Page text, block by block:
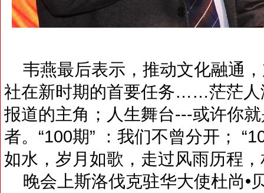
韦燕最后表示，推动文化融通
社在新时期的首要任务……茫茫人
报道的主角；人生舞台---或许你
者。“100期” ：我们不曾分开；
如水，岁月如歌，走过风雨历程
晚会上斯洛伐克驻华大使杜尚•